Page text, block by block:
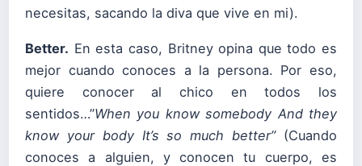
necesitas, sacando la diva que vive en mi).
Better. En esta caso, Britney opina que todo es
mejor cuando conoces a la persona. Por eso,
quiere conocer al chico en todos los
sentidos…”When you know somebody And they
know your body It’s so much better”(Cuando
conoces a alguien, y conocen tu cuerpo, es